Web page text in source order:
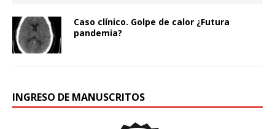
Caso clínico. Golpe de calor ¿Futura
pandemia?
INGRESO DE MANUSCRITOS